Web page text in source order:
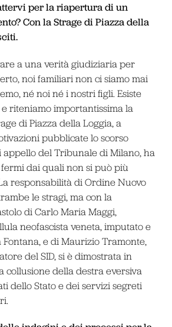
per la riapertura di un
Con la Strage di Piazza della
a una verità giudiziaria per
noi familiari non ci siamo mai
né noi né i nostri figli. Esiste
riteniamo importantissima la
di Piazza della Loggia, a
pubblicate lo scorso
appello del Tribunale di Milano, ha
dai quali non si può più
responsabilità di Ordine Nuovo
le stragi, ma con la
di Carlo Maria Maggi,
neofascista veneta, imputato e
Fontana, e di Maurizio Tramonte,
del SID, si è dimostrata in
collusione della destra eversiva
dello Stato e dei servizi segreti